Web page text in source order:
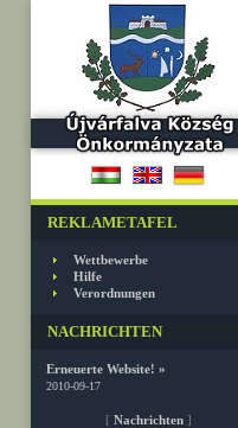
REKLAMETAFEL
Wettbewerbe
Hilfe
Verordnungen
NACHRICHTEN
Erneuerte Website! »
2010-09-17
[ Nachrichten]